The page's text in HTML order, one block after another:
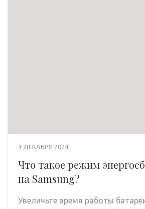
3 ДЕКАБРЯ 2024
Что такое режим
на Samsung?
Увеличьте время работы